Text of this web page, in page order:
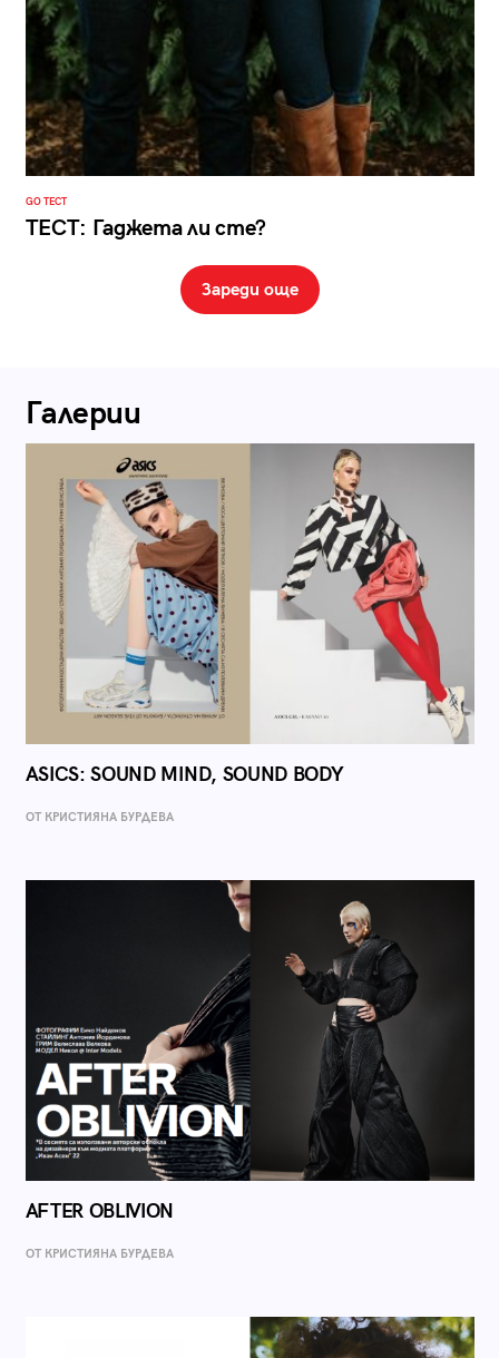
GO ТЕСТ
ТЕСТ: Гаджета ли сте?
Зареди още
Галерии
ASICS: SOUND MIND, SOUND BODY
ОТ КРИСТИЯНА БУРДЕВА
AFTER OBLIVION
ОТ КРИСТИЯНА БУРДЕВА